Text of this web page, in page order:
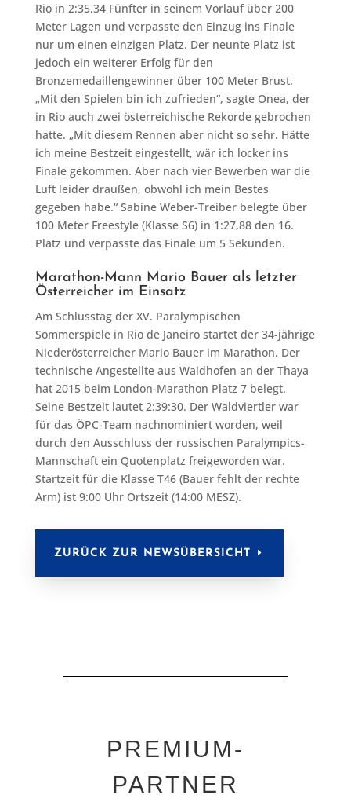
Rio in 2:35,34 Fünfter in seinem Vorlauf über 200
Meter Lagen und verpasste den Einzug ins Finale
nur um einen einzigen Platz. Der neunte Platz ist
jedoch ein weiterer Erfolg für den
Bronzemedaillengewinner über 100 Meter Brust.
„Mit den Spielen bin ich zufrieden“, sagte Onea, der
in Rio auch zwei österreichische Rekorde gebrochen
hatte. „Mit diesem Rennen aber nicht so sehr. Hätte
ich meine Bestzeit eingestellt, wär ich locker ins
Finale gekommen. Aber nach vier Bewerben war die
Luft leider draußen, obwohl ich mein Bestes
gegeben habe.“ Sabine Weber-Treiber belegte über
100 Meter Freestyle (Klasse S6) in 1:27,88 den 16.
Platz und verpasste das Finale um 5 Sekunden.
Marathon-Mann Mario Bauer als letzter
Österreicher im Einsatz
Am Schlusstag der XV. Paralympischen
Sommerspiele in Rio de Janeiro startet der 34-jährige
Niederösterreicher Mario Bauer im Marathon. Der
technische Angestellte aus Waidhofen an der Thaya
hat 2015 beim London-Marathon Platz 7 belegt.
Seine Bestzeit lautet 2:39:30. Der Waldviertler war
für das ÖPC-Team nachnominiert worden, weil
durch den Ausschluss der russischen Paralympics-
Mannschaft ein Quotenplatz freigeworden war.
Startzeit für die Klasse T46 (Bauer fehlt der rechte
Arm) ist 9:00 Uhr Ortszeit (14:00 MESZ).
ZURÜCK ZUR NEWSÜBERSICHT
PREMIUM-
PARTNER